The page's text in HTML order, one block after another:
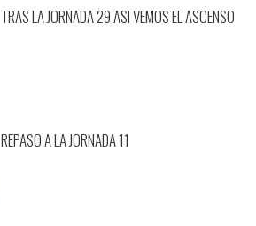
TRAS LA JORNADA 29 ASI VEMOS EL ASCENSO
REPASO A LA JORNADA 11